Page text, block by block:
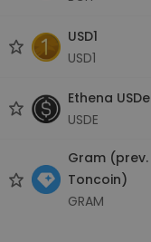
USD1
USD1
Ethena USDe
USDE
Gram (prev.
Toncoin)
GRAM